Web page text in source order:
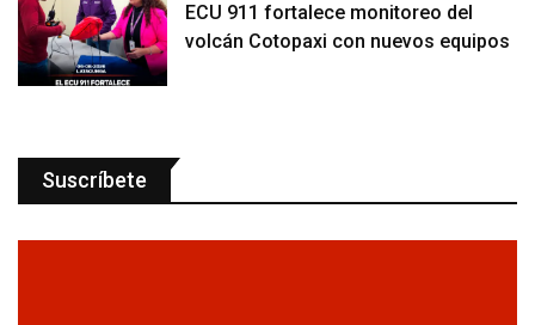
ECU 911 fortalece monitoreo del
volcán Cotopaxi con nuevos equipos
Suscríbete